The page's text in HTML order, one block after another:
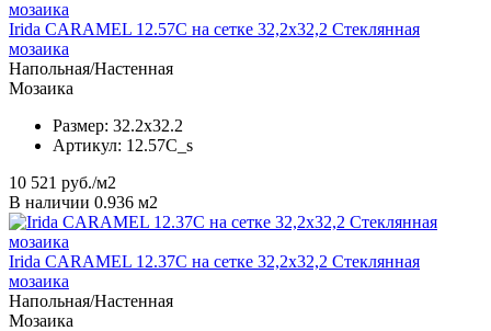
Irida CARAMEL 12.57C на сетке 32,2x32,2 Стеклянная
мозаика
Напольная/Настенная
Мозаика
Размер: 32.2x32.2
Артикул: 12.57C_s
10 521 руб./м2
В наличии 0.936 м2
Irida CARAMEL 12.37C на сетке 32,2x32,2 Стеклянная
мозаика
Напольная/Настенная
Мозаика